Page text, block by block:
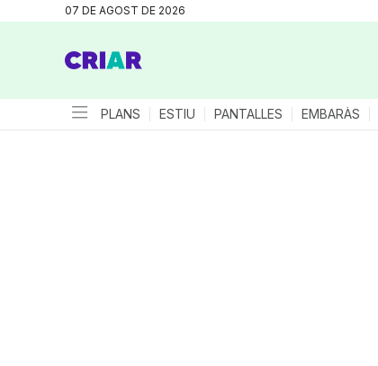
07 DE AGOST DE 2026
PLANS ESTIU PANTALLES EMBARÀS